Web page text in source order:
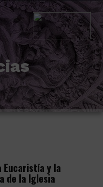
Eucaristía y la
de la Iglesia